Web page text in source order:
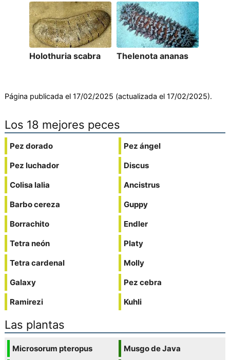
Holothuria scabra Thelenota ananas
Página publicada el 17/02/2025 (actualizada el 17/02/2025).
Los 18 mejores peces
Pez dorado
Pez luchador
Colisa lalia
Barbo cereza
Borrachito
Tetra neón
Tetra cardenal
Galaxy
Ramirezi
Pez ángel
Discus
Ancistrus
Guppy
Endler
Platy
Molly
Pez cebra
Kuhli
Las plantas
Microsorum pteropus
Musgo de Java